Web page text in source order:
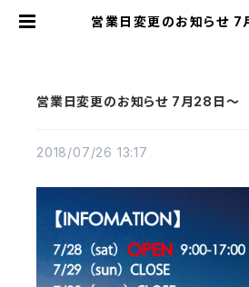
営業日変更のお知らせ
営業日変更のお知らせ 7月28日～
2018/07/26 13:17